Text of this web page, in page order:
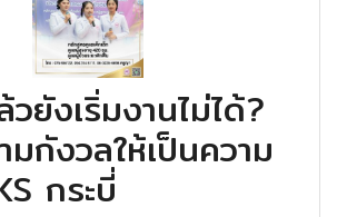
ยังเริ่มงานไม่ได้?
มกังวลให้เป็นความ
กระบี่